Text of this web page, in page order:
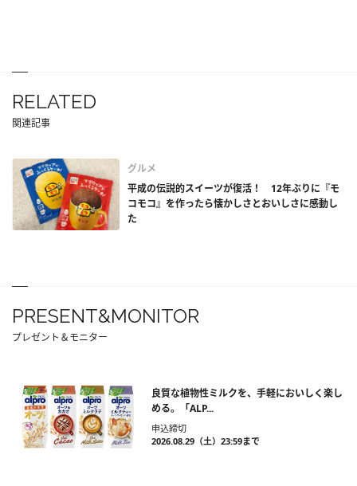
RELATED
関連記事
グルメ
平成の伝説的スイーツが復活！ 12年ぶりに『モ
コモコ』を作ったら懐かしさとおいしさに感動し
た
PRESENT&MONITOR
プレゼント＆モニター
良質な植物性ミルクを、手軽においしく楽し
める。「ALP...
申込締切
2026.08.29（土）23:59まで